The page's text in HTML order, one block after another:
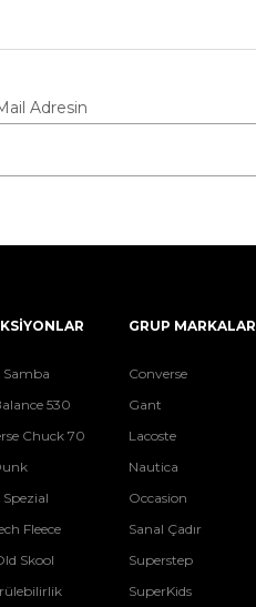
Adresin
Samba
530
Chuck 70
Spezial
Fleece
Skool
GRUP MARKALAR
Converse
Gant
Lacoste
Nautica
Occasion
Sanal Çadır
Superstep
SuperKids